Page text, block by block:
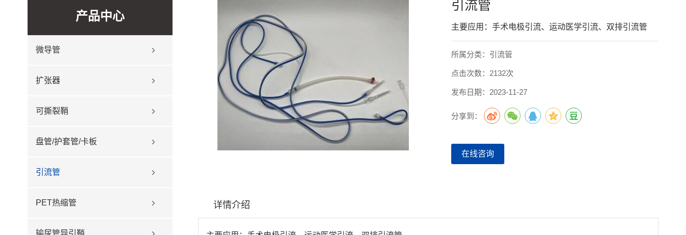
产品中心
微导管
扩张器
可撕裂鞘
盘管/护套管/卡板
引流管
PET热缩管
输尿管导引鞘
引流管
主要应用：手术电极引流、运动医学引流、双排引流管
所属分类：引流管
点击次数：2132次
发布日期：2023-11-27
分享到：
在线咨询
详情介绍